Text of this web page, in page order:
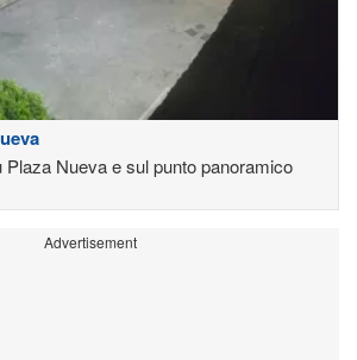
Plaza Nueva e sul punto panoramico
Advertisement